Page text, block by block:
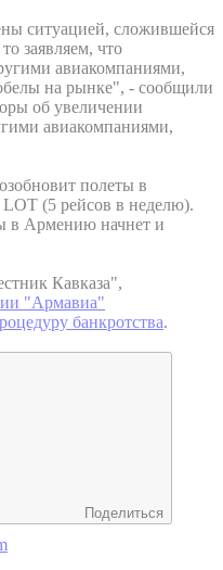
ситуацией, сложившейся
заявляем, что
авиакомпаниями,
на рынке", - сообщили
об увеличении
авиакомпаниями,
полеты в
(5 рейсов в неделю).
в Армению начнет и
Кавказа",
"Армавиа"
банкротства.
Поделиться